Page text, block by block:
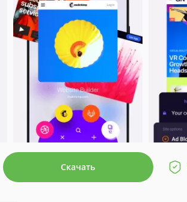
Скачать